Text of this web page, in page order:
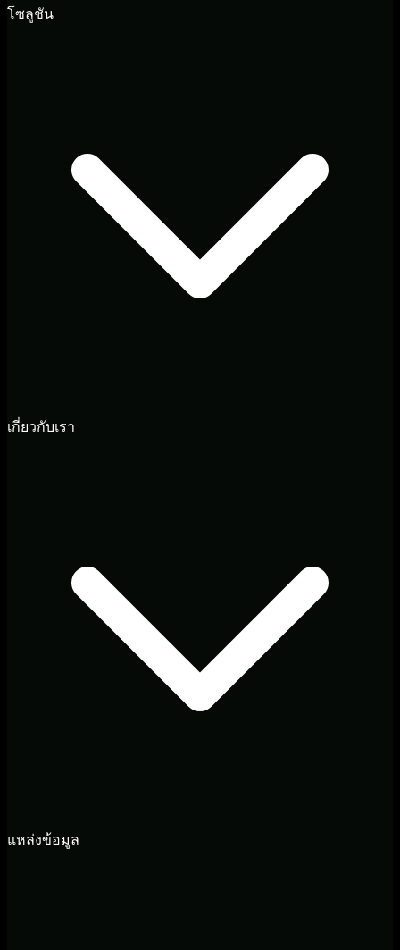
โซลูชัน
เกี่ยวกับเรา
แหล่งข้อมูล